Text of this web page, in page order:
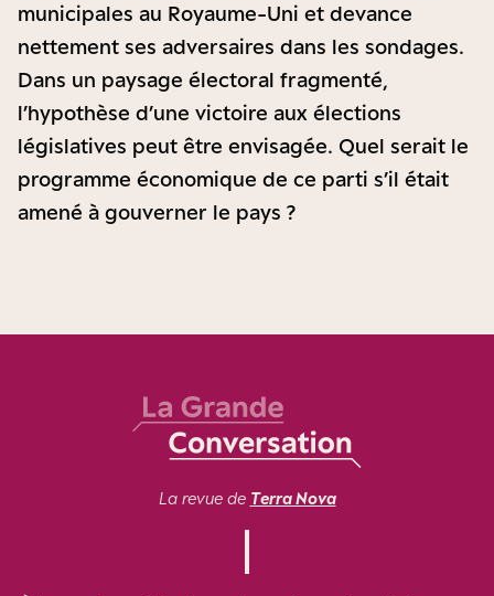
municipales au Royaume-Uni et devance
nettement ses adversaires dans les sondages.
Dans un paysage électoral fragmenté,
l’hypothèse d’une victoire aux élections
législatives peut être envisagée. Quel serait le
programme économique de ce parti s’il était
amené à gouverner le pays ?
La revue de Terra Nova